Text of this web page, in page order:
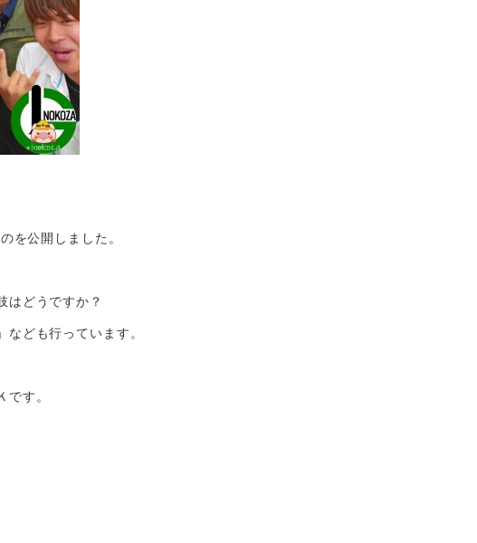
を公開しました。
はどうですか？
ども行っています。
です。